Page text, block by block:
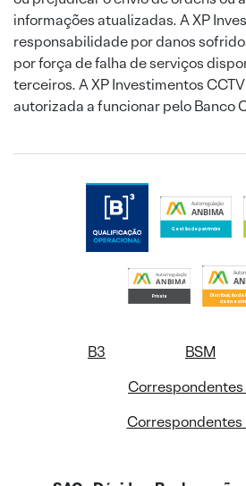
informações atualizadas. A XP
responsabilidade por danos
por força de falha de serviços
terceiros. A XP Investimentos
autorizada a funcionar pelo Banco
B3 BSM
Correspondentes